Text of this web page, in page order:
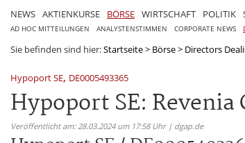
NEWS AKTIENKURSE BÖRSE WIRTSCHAFT POLITIK
AD HOC MITTEILUNGEN ANALYSTENSTIMMEN CORPORATE NEWS
Sie befinden sind hier:Startseite> Börse> Directors
Hypoport SE, DE0005493365
Hypoport SE:
Veröffentlicht am: 28.03.2024 um 17:58 Uhr | dgap.de